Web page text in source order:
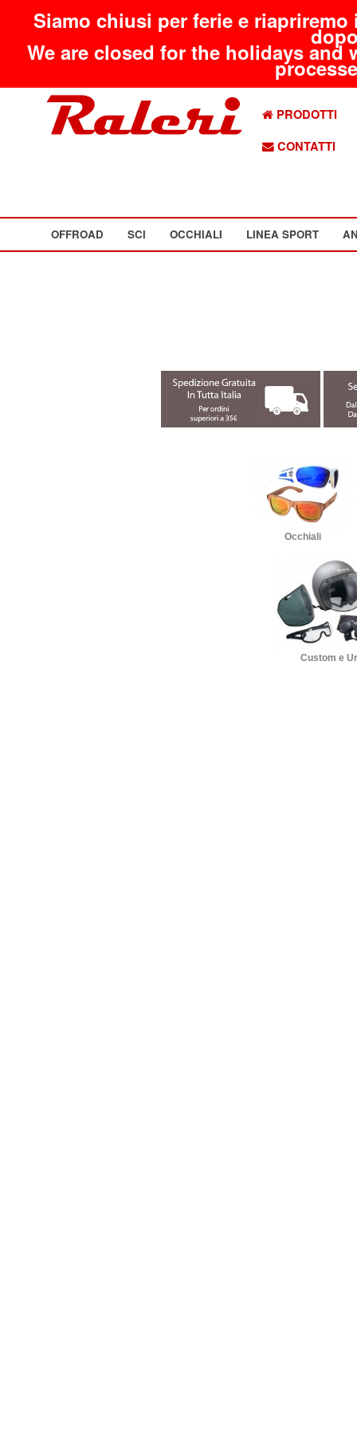
Siamo chiusi per ferie e
We are closed for the holidays
PRODOTTI
CONTATTI
OFFROAD SCI OCCHIALI LINEA SPORT
Occhiali
Custom e